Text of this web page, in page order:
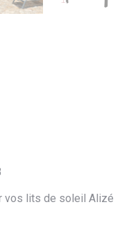
vos lits de soleil Alizé